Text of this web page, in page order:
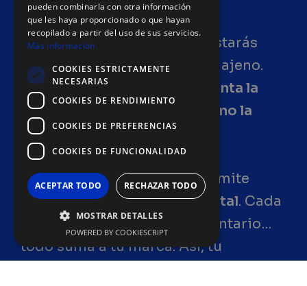
Las redes ayudan a generar
comunidad, pero siempre estarás
construyendo en un espacio ajeno.
Todo lo que publiques aumenta la
autoridad de esa red social, no la
tuya .
Tener una web propia te permite
ganar posicionamiento digital. Cada
post, cada visita, cada comentario…
todo suma a tu marca. Así, tu
pueden combinarla con otra información
que les haya proporcionado o que hayan
recopilado a partir del uso de sus servicios.
Más información
COOKIES ESTRICTAMENTE
NECESARIAS
COOKIES DE RENDIMIENTO
COOKIES DE PREFERENCIAS
COOKIES DE FUNCIONALIDAD
ACEPTAR TODO RECHAZAR TODO
MOSTRAR DETALLES
POWERED BY COOKIESCRIPT